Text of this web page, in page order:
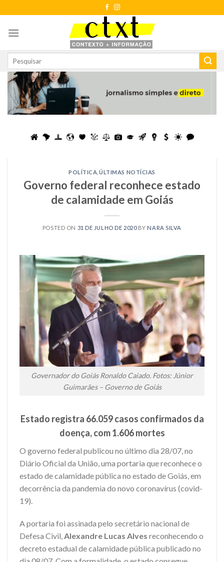
to
content
POLÍTICA ,ÚLTIMAS NOTÍCIAS
Governo federal reconhece estado
de calamidade em Goiás
POSTED ON 31 DE JULHO DE 2020BY NARA SILVA
Governador do Goiás Ronaldo Caiado. Fotos: Júnior
Guimarães – Governo de Goiás
Estado registra 66.059 casos confirmados da
doença, com 1.606 mortes
O governo federal publicou no último dia 28/07, no
Diário Oficial da União, uma portaria que reconhece o
estado de calamidade pública no estado de Goiás, em
decorrência da pandemia do novo coronavírus (covid-
19).
A portaria foi assinada pelo secretário nacional de
Defesa Civil,Alexandre Lucas Alves reconhecendo o
decreto estadual de calamidade pública publicado no